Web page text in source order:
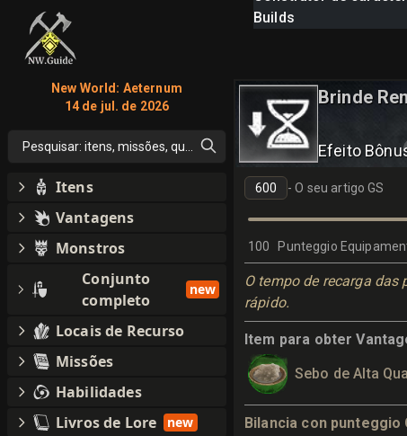
Builds
Brinde
Efeito
-O seu artigo GS
100 Punteggio
O tempo de recarga das
rápido.
Item para obter
Sebo de Alta
Bilancia con punteggio
New World: Aeternum
14 de jul. de 2026
Pesquisar: itens, missões, qualquer coisa
Itens
Vantagens
Monstros
Conjunto
completo
new
Locais de Recurso
Missões
Habilidades
Livros de Lore
new